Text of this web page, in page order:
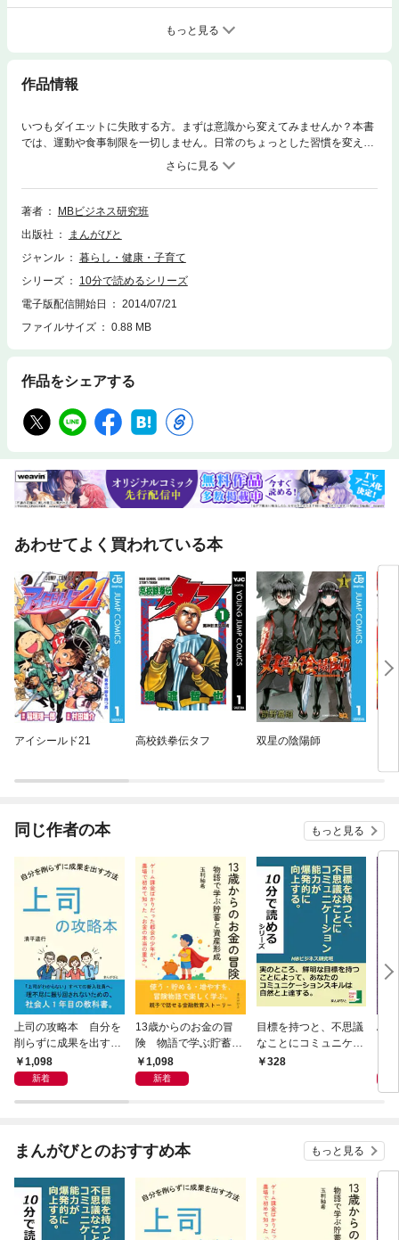
もっと見る
作品情報
いつもダイエットに失敗する方。まずは意識から変えてみませんか？本書
では、運動や食事制限を一切しません。日常のちょっとした習慣を変える
ことに着目しました。太る人には太る習慣があります。意識を変えること
により、それを変えるのが本書の狙いです。毎朝一分間。「ダイエットリ
スト」に目を通してください。これにより意識を変えて行動を変えて結果
を変えましょう。 まえがき 本書は、無理なく健康的なダイエットを達成
トを達成するための要点をまとめた「ダイエットリスト」を紹介する。 こ
の「ダイエットリスト」は１分程度で読み終わるようにポイントを箇条書
たばかりの布団のなかでもいい。ただ、これを読むだけだ。 読むだけで人
間の意識は変わる。しかも毎日なら意識はかなり変わる。意識が変われば
行動が変わる。行動が変われば結果が変わるのは自明の理だ。 本書の構成
は、まず「ダイエットリスト」からはじまる。リストは１１テーマある。
でも１０分程度で読み終わる。そして、一度全てを読んだあとは、毎朝、
たりしたら、そのテーマだけ意味を確認する。 毎朝、毎朝、「ダイエット
リスト」を読んで、自分にダイエットを達成する考え方をすり込んでいく
著者
MBビジネス研究班
出版社
まんがびと
ジャンル
暮らし・健康・子育て
シリーズ
10分で読めるシリーズ
電子版配信開始日
2014/07/21
ファイルサイズ
0.88 MB
作品をシェアする
あわせてよく買われている本
アイシールド21 高校鉄拳伝タフ 双星の陰陽師
同じ作者の本 もっと見る
上司の攻略本 自分を
削らずに成果を出す方
法1,098
新着
13歳からのお金の冒
険 物語で学ぶ貯蓄と
資産形成
1,098
新着
目標を持つと、不思議
なことにコミュニケー
ション能力が爆発的に
328
Al
まんがびとのおすすめ本 もっと見る